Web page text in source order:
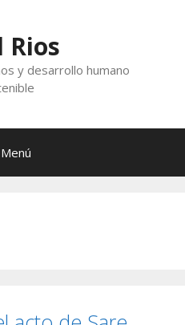
Rios
y desarrollo humano
Menú